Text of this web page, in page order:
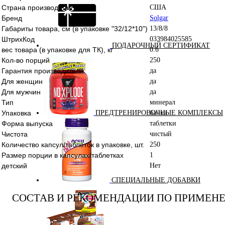
ПОДАРОЧНЫЙ СЕРТИФИКАТ
ПРЕДТРЕНИРОВОЧНЫЕ КОМПЛЕКСЫ
СПЕЦИАЛЬНЫЕ ДОБАВКИ
Страна производства США
Бренд Solgar
Габариты товара, см (в упаковке "32/12*10") 13/8/8
ШтрихКод 033984025585
вес товара (в упаковке для ТК), кг 0.6
Кол-во порций 250
Гарантия производителя да
Для женщин да
Для мужчин да
Тип минерал
Упаковка банка
Форма выпуска таблетки
Чистота чистый
Количество капсул/таблеток в упаковке, шт. 250
Размер порции в капсулах/таблетках 1
детский Нет
СОСТАВ И РЕКОМЕНДАЦИИ ПО